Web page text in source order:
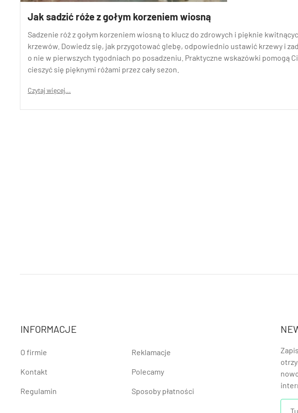
Jak sadzić róże z gołym korzeniem wiosną
Sadzenie róż z gołym korzeniem wiosną to klucz do zdrowych i pięknie
krzewów. Dowiedz się, jak przygotować glebę, odpowiednio ustawić krzewy i
o nie w pierwszych tygodniach po posadzeniu. Praktyczne wskazówki pomogą Ci
cieszyć się pięknymi różami przez cały sezon.
Czytaj więcej...
INFORMACJE
O firmie
Kontakt
Regulamin
Reklamacje
Polecamy
Sposoby płatności